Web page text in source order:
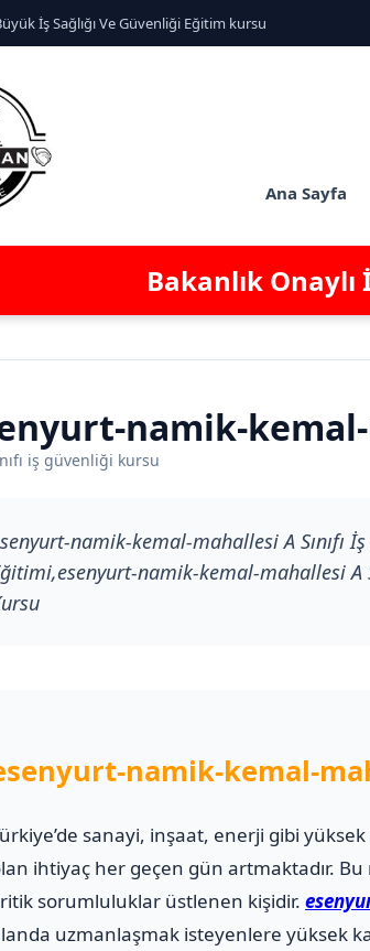
İş Sağlığı Ve Güvenliği Eğitim kursu
Ana Sayfa
Bakanlık Onaylı
namik-kemal-
iş güvenliği kursu
namik-kemal-mahallesi A Sınıfı
namik-kemal-mahallesi A
namik-kemal-
sanayi, inşaat, enerji gibi
ihtiyaç her geçen gün artmaktadır.
sorumluluklar üstlenen kişidir.
uzmanlaşmak isteyenlere yüksek